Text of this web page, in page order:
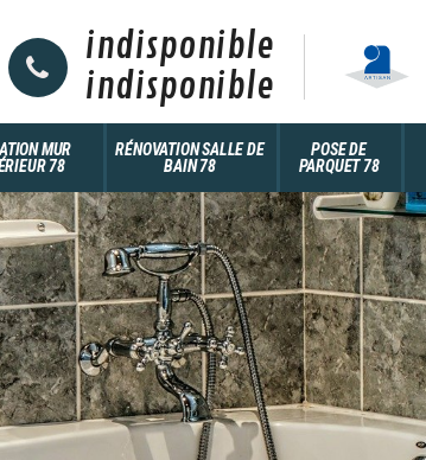
indisponible
indisponible
MUR
78
RÉNOVATION SALLE DE
BAIN 78
POSE DE
PARQUET 78